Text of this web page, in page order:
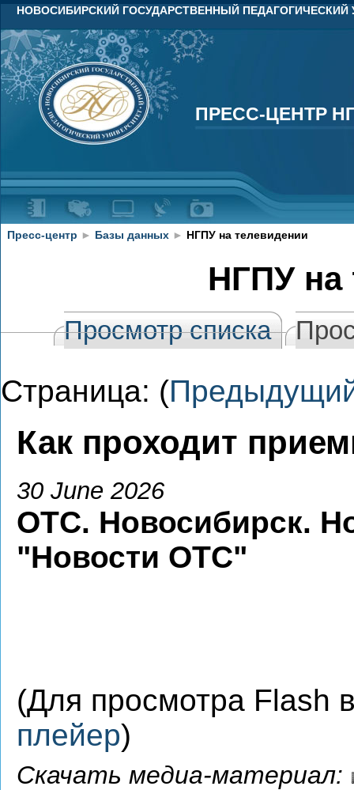
НОВОСИБИРСКИЙ ГОСУДАРСТВЕННЫЙ ПЕДАГОГИЧЕСКИЙ
ПРЕСС-ЦЕНТР
ПРЕСС-ЦЕНТР
Пресс-центр ► Базы данных ► НГПУ на телевидении
НГПУ на
Просмотр списка
Страница: (
Как проходит
30 June 2026
ОТС. Новосибирск.
"Новости ОТС"
(Для просмотра Flash
плейер)
Скачать медиа-материал: